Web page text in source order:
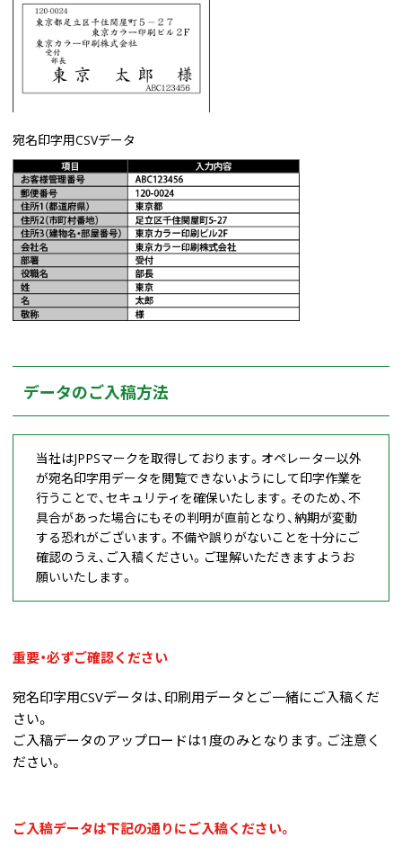
宛名印字用CSVデータ
データのご入稿方法
当社はJPPSマークを取得しております。オペレーター以外
が宛名印字用データを閲覧できないようにして印字作業を
行うことで、セキュリティを確保いたします。そのため、不
具合があった場合にもその判明が直前となり、納期が変動
する恐れがございます。不備や誤りがないことを十分にご
確認のうえ、ご入稿ください。ご理解いただきますようお
願いいたします。
重要・必ずご確認ください
宛名印字用CSVデータは、印刷用データとご一緒にご入稿くだ
さい。
ご入稿データのアップロードは1度のみとなります。ご注意く
ださい。
ご入稿データは下記の通りにご入稿ください。